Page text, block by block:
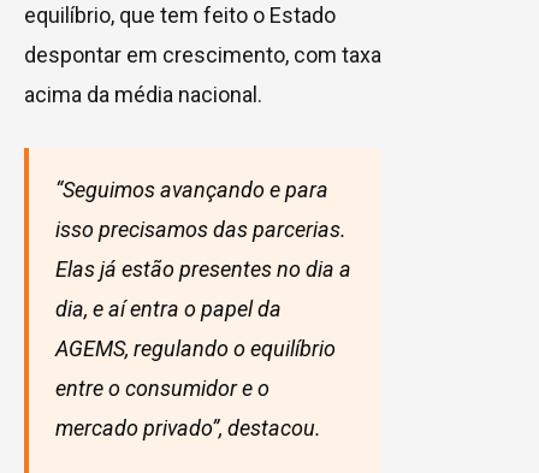
equilíbrio, que tem feito o Estado
despontar em crescimento, com taxa
acima da média nacional.
“Seguimos avançando e para
isso precisamos das parcerias.
Elas já estão presentes no dia a
dia, e aí entra o papel da
AGEMS, regulando o equilíbrio
entre o consumidor e o
mercado privado”, destacou.